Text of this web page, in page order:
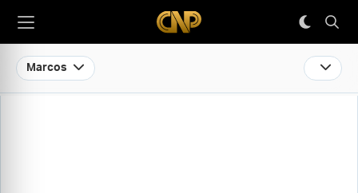
Marcos